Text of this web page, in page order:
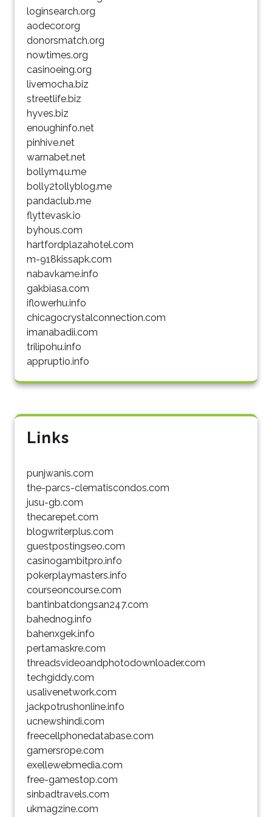
loginsearch.org
aodecor.org
donorsmatch.org
nowtimes.org
casinoeing.org
livemocha.biz
streetlife.biz
hyves.biz
enoughinfo.net
pinhive.net
warnabet.net
bollym4u.me
bolly2tollyblog.me
pandaclub.me
flyttevask.io
byhous.com
hartfordplazahotel.com
m-918kissapk.com
nabavkame.info
gakbiasa.com
iflowerhu.info
chicagocrystalconnection.com
imanabadii.com
trilipohu.info
appruptio.info
Links
punjwanis.com
the-parcs-clematiscondos.com
jusu-gb.com
thecarepet.com
blogwriterplus.com
guestpostingseo.com
casinogambitpro.info
pokerplaymasters.info
courseoncourse.com
bantinbatdongsan247.com
bahednog.info
bahenxgek.info
pertamaskre.com
threadsvideoandphotodownloader.com
techgiddy.com
usalivenetwork.com
jackpotrushonline.info
ucnewshindi.com
freecellphonedatabase.com
gamersrope.com
exellewebmedia.com
free-gamestop.com
sinbadtravels.com
ukmagzine.com